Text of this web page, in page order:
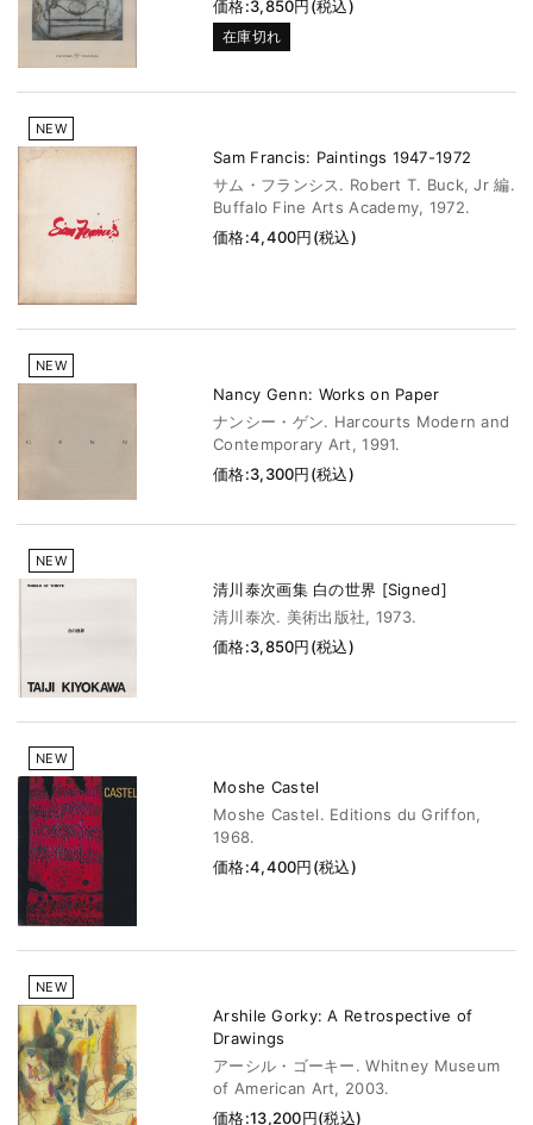
価格:3,850円(税込)
在庫切れ
NEW
Sam Francis: Paintings 1947-1972
サム・フランシス. Robert T. Buck, Jr 編.
Buffalo Fine Arts Academy, 1972.
価格:4,400円(税込)
NEW
Nancy Genn: Works on Paper
ナンシー・ゲン. Harcourts Modern and
Contemporary Art, 1991.
価格:3,300円(税込)
NEW
清川泰次画集 白の世界 [Signed]
清川泰次. 美術出版社, 1973.
価格:3,850円(税込)
NEW
Moshe Castel
Moshe Castel. Editions du Griffon,
1968.
価格:4,400円(税込)
NEW
Arshile Gorky: A Retrospective of
Drawings
アーシル・ゴーキー. Whitney Museum
of American Art, 2003.
価格:13,200円(税込)